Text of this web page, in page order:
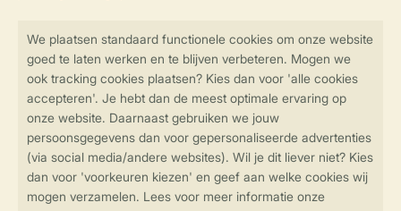
Controle over jouw gegevens &
Veilig en snel online boeken
SSL certificaat
Veilige gegevensoverdracht